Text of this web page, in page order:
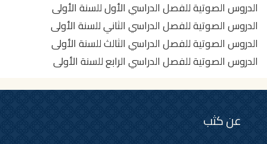
الدروس الصوتية للفصل الدراسي الأول للسنة الأولى
الدروس الصوتية للفصل الدراسي الثاني للسنة الأولى
الدروس الصوتية للفصل الدراسي الثالث للسنة الأولى
الدروس الصوتية للفصل الدراسي الرابع للسنة الأولى
عن كثب